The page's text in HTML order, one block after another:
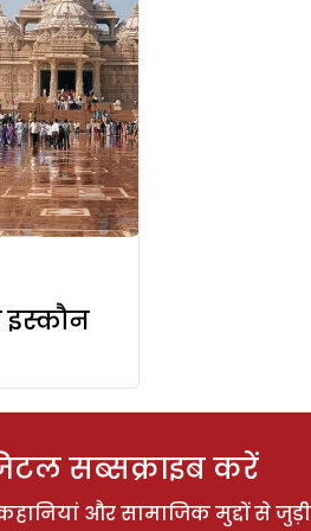
इस्कौन
सब्सक्राइब करें
और सामाजिक मुद्दों से